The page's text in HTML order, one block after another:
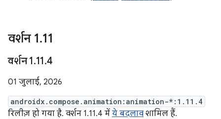
वर्शन 1.11
वर्शन 1.11.4
01 जुलाई, 2026
androidx.compose.animation:animation-*:1.11.4
रिलीज़ हो गया है. वर्शन 1.11.4 में ये बदलाव शामिल हैं.